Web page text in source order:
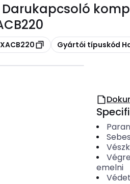
Másolás
Gyártói típuskód
emelni